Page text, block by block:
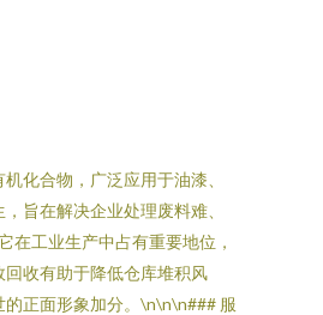
化合物，广泛应用于油漆、
旨在解决企业处理废料难、
工业生产中占有重要地位，
收有助于降低仓库堆积风
的正面形象加分。\n\n\n### 服